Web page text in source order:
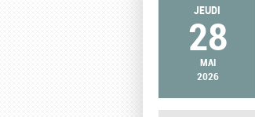
JEUDI
28
MAI
2026